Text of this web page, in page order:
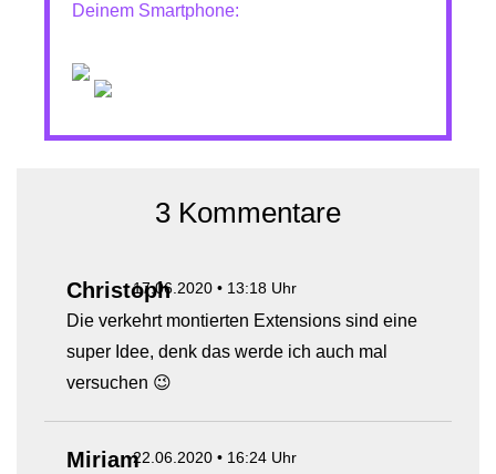
Deinem Smartphone:
3 Kommentare
Christoph17.06.2020 • 13:18 Uhr
Die verkehrt montierten Extensions sind eine
super Idee, denk das werde ich auch mal
versuchen 😉
Miriam22.06.2020 • 16:24 Uhr